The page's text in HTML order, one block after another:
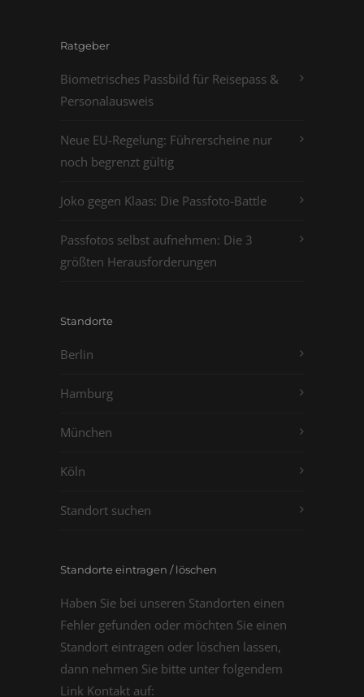
Ratgeber
Biometrisches Passbild für Reisepass &
Personalausweis
Neue EU-Regelung: Führerscheine nur
noch begrenzt gültig
Joko gegen Klaas: Die Passfoto-Battle
Passfotos selbst aufnehmen: Die 3
größten Herausforderungen
Standorte
Berlin
Hamburg
München
Köln
Standort suchen
Standorte eintragen / löschen
Haben Sie bei unseren Standorten einen
Fehler gefunden oder möchten Sie einen
Standort eintragen oder löschen lassen,
dann nehmen Sie bitte unter folgendem
Link Kontakt auf: